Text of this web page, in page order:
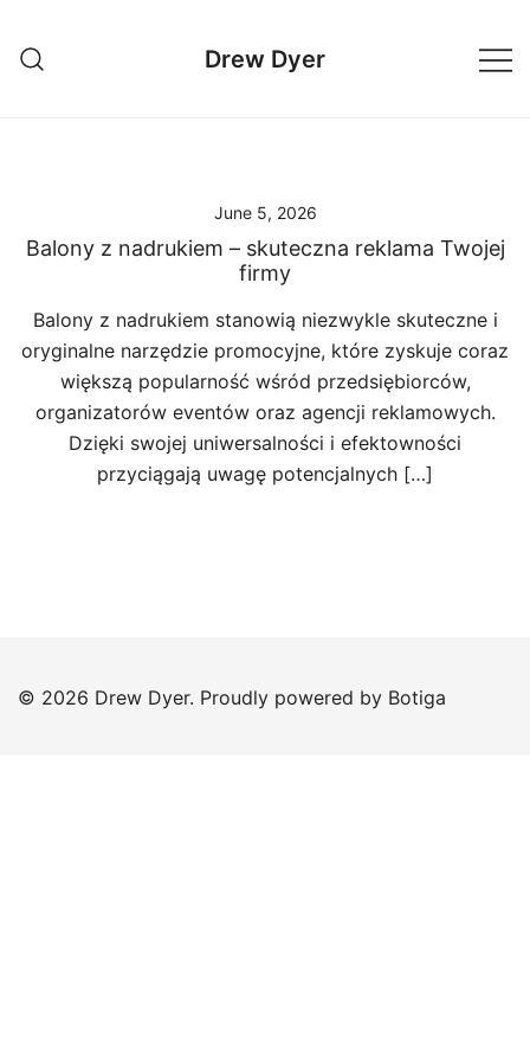
content
Drew Dyer
June 5, 2026
Balony z nadrukiem – skuteczna reklama Twojej
firmy
Balony z nadrukiem stanowią niezwykle skuteczne i
oryginalne narzędzie promocyjne, które zyskuje coraz
większą popularność wśród przedsiębiorców,
organizatorów eventów oraz agencji reklamowych.
Dzięki swojej uniwersalności i efektowności
przyciągają uwagę potencjalnych […]
© 2026 Drew Dyer. Proudly powered by Botiga